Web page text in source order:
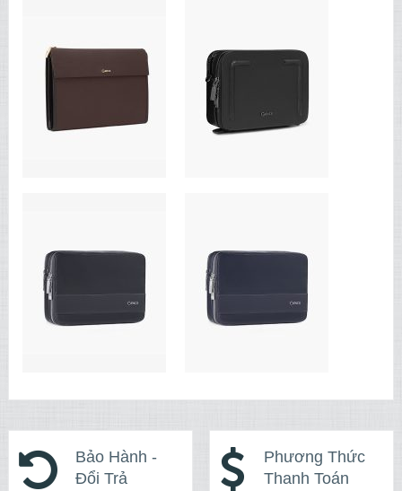
Bảo Hành -
Đổi Trả
Phương Thức
Thanh Toán